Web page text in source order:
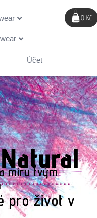
Účet
0 Kč
míru tvým
pro život v